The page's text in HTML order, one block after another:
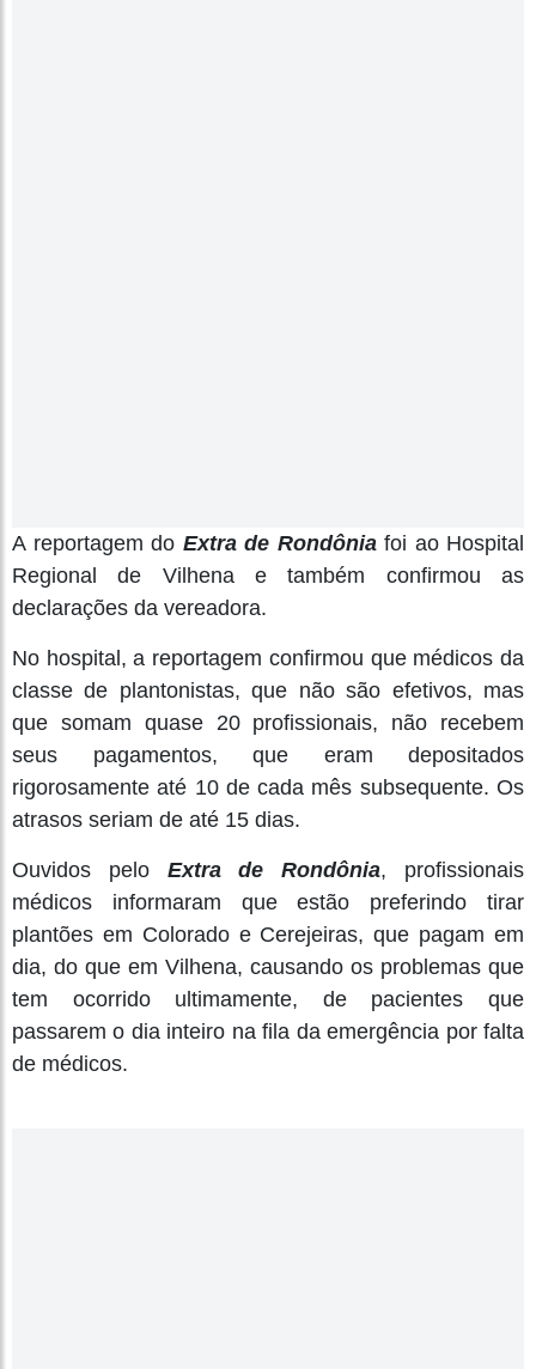
A reportagem do Extra de Rondôniafoi ao Hospital
Regional de Vilhena e também confirmou as
declarações da vereadora.
No hospital, a reportagem confirmou que médicos da
classe de plantonistas, que não são efetivos, mas
que somam quase 20 profissionais, não recebem
seus pagamentos, que eram depositados
rigorosamente até 10 de cada mês subsequente. Os
atrasos seriam de até 15 dias.
Ouvidos pelo Extra de Rondônia, profissionais
médicos informaram que estão preferindo tirar
plantões em Colorado e Cerejeiras, que pagam em
dia, do que em Vilhena, causando os problemas que
tem ocorrido ultimamente, de pacientes que
passarem o dia inteiro na fila da emergência por falta
de médicos.